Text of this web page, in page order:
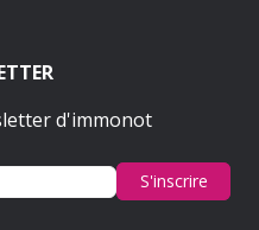
d'immonot
S'inscrire